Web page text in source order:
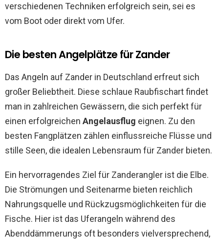
verschiedenen Techniken erfolgreich sein, sei es
vom Boot oder direkt vom Ufer.
Die besten Angelplätze für Zander
Das Angeln auf Zander in Deutschland erfreut sich
großer Beliebtheit. Diese schlaue Raubfischart findet
man in zahlreichen Gewässern, die sich perfekt für
einen erfolgreichen Angelausflug eignen. Zu den
besten Fangplätzen zählen einflussreiche Flüsse und
stille Seen, die idealen Lebensraum für Zander bieten.
Ein hervorragendes Ziel für Zanderangler ist die Elbe.
Die Strömungen und Seitenarme bieten reichlich
Nahrungsquelle und Rückzugsmöglichkeiten für die
Fische. Hier ist das Uferangeln während des
Abenddämmerungs oft besonders vielversprechend,